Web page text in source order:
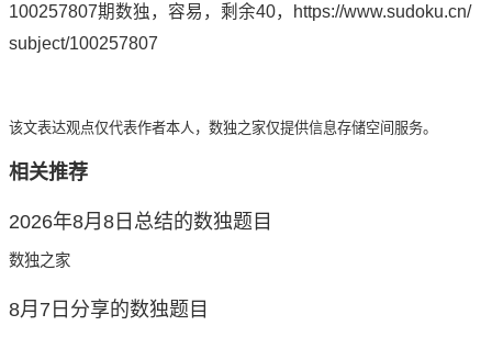
100257807期数独，容易，剩余40，
https://www.sudoku.cn/
subject/100257807
该文表达观点仅代表作者本人，数独之家仅提供信息存储空间服务。
相关推荐
2026年8月8日总结的数独题目
数独之家
8月7日分享的数独题目